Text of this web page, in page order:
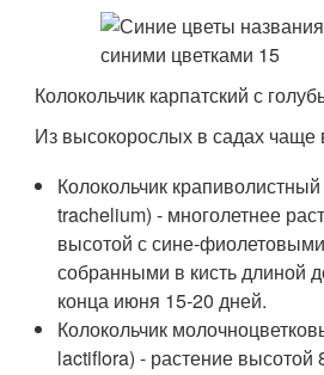
Колокольчик карпатский с
Из высокорослых в садах
Колокольчик
trachelium) - многолетнее
высотой с сине-
собранными в кисть длиной
конца июня 15-20 дней.
Колокольчик
lactiflora) - растение высотой